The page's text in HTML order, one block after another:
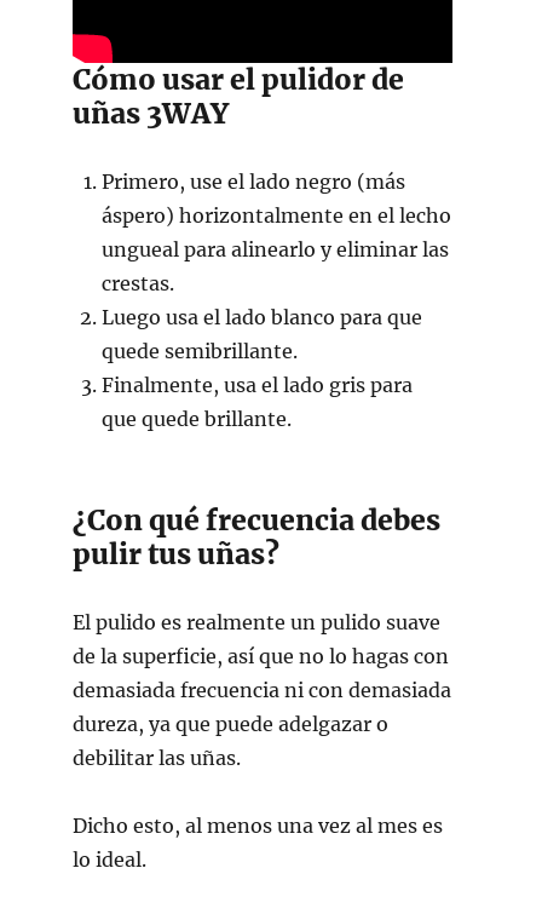
Cómo usar el pulidor de
uñas 3WAY
Primero, use el lado negro (más
áspero) horizontalmente en el lecho
ungueal para alinearlo y eliminar las
crestas.
Luego usa el lado blanco para que
quede semibrillante.
Finalmente, usa el lado gris para
que quede brillante.
¿Con qué frecuencia debes
pulir tus uñas?
El pulido es realmente un pulido suave
de la superficie, así que no lo hagas con
demasiada frecuencia ni con demasiada
dureza, ya que puede adelgazar o
debilitar las uñas.
Dicho esto, al menos una vez al mes es
lo ideal.